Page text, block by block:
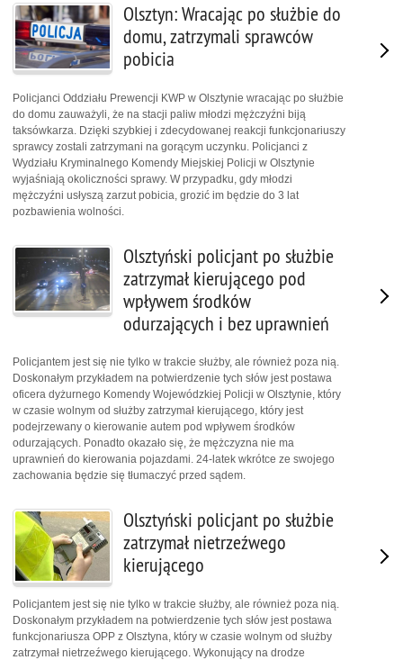
Olsztyn: Wracając po służbie do
domu, zatrzymali sprawców
pobicia
Policjanci Oddziału Prewencji KWP w Olsztynie wracając po służbie
do domu zauważyli, że na stacji paliw młodzi mężczyźni biją
taksówkarza. Dzięki szybkiej i zdecydowanej reakcji funkcjonariuszy
sprawcy zostali zatrzymani na gorącym uczynku. Policjanci z
Wydziału Kryminalnego Komendy Miejskiej Policji w Olsztynie
wyjaśniają okoliczności sprawy. W przypadku, gdy młodzi
mężczyźni usłyszą zarzut pobicia, grozić im będzie do 3 lat
pozbawienia wolności.
Olsztyński policjant po służbie
zatrzymał kierującego pod
wpływem środków
odurzających i bez uprawnień
Policjantem jest się nie tylko w trakcie służby, ale również poza nią.
Doskonałym przykładem na potwierdzenie tych słów jest postawa
oficera dyżurnego Komendy Wojewódzkiej Policji w Olsztynie, który
w czasie wolnym od służby zatrzymał kierującego, który jest
podejrzewany o kierowanie autem pod wpływem środków
odurzających. Ponadto okazało się, że mężczyzna nie ma
uprawnień do kierowania pojazdami. 24-latek wkrótce ze swojego
zachowania będzie się tłumaczyć przed sądem.
Olsztyński policjant po służbie
zatrzymał nietrzeźwego
kierującego
Policjantem jest się nie tylko w trakcie służby, ale również poza nią.
Doskonałym przykładem na potwierdzenie tych słów jest postawa
funkcjonariusza OPP z Olsztyna, który w czasie wolnym od służby
zatrzymał nietrzeźwego kierującego. Wykonujący na drodze